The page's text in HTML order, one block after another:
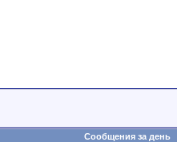
Сообщения за день